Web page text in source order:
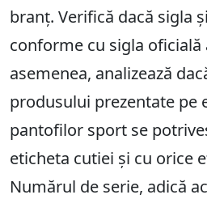
branț. Verifică dacă sigla
conforme cu sigla oficială
asemenea, analizează
produsului prezentate pe
pantofilor sport se
eticheta cutiei și cu orice
Numărul de serie, adică